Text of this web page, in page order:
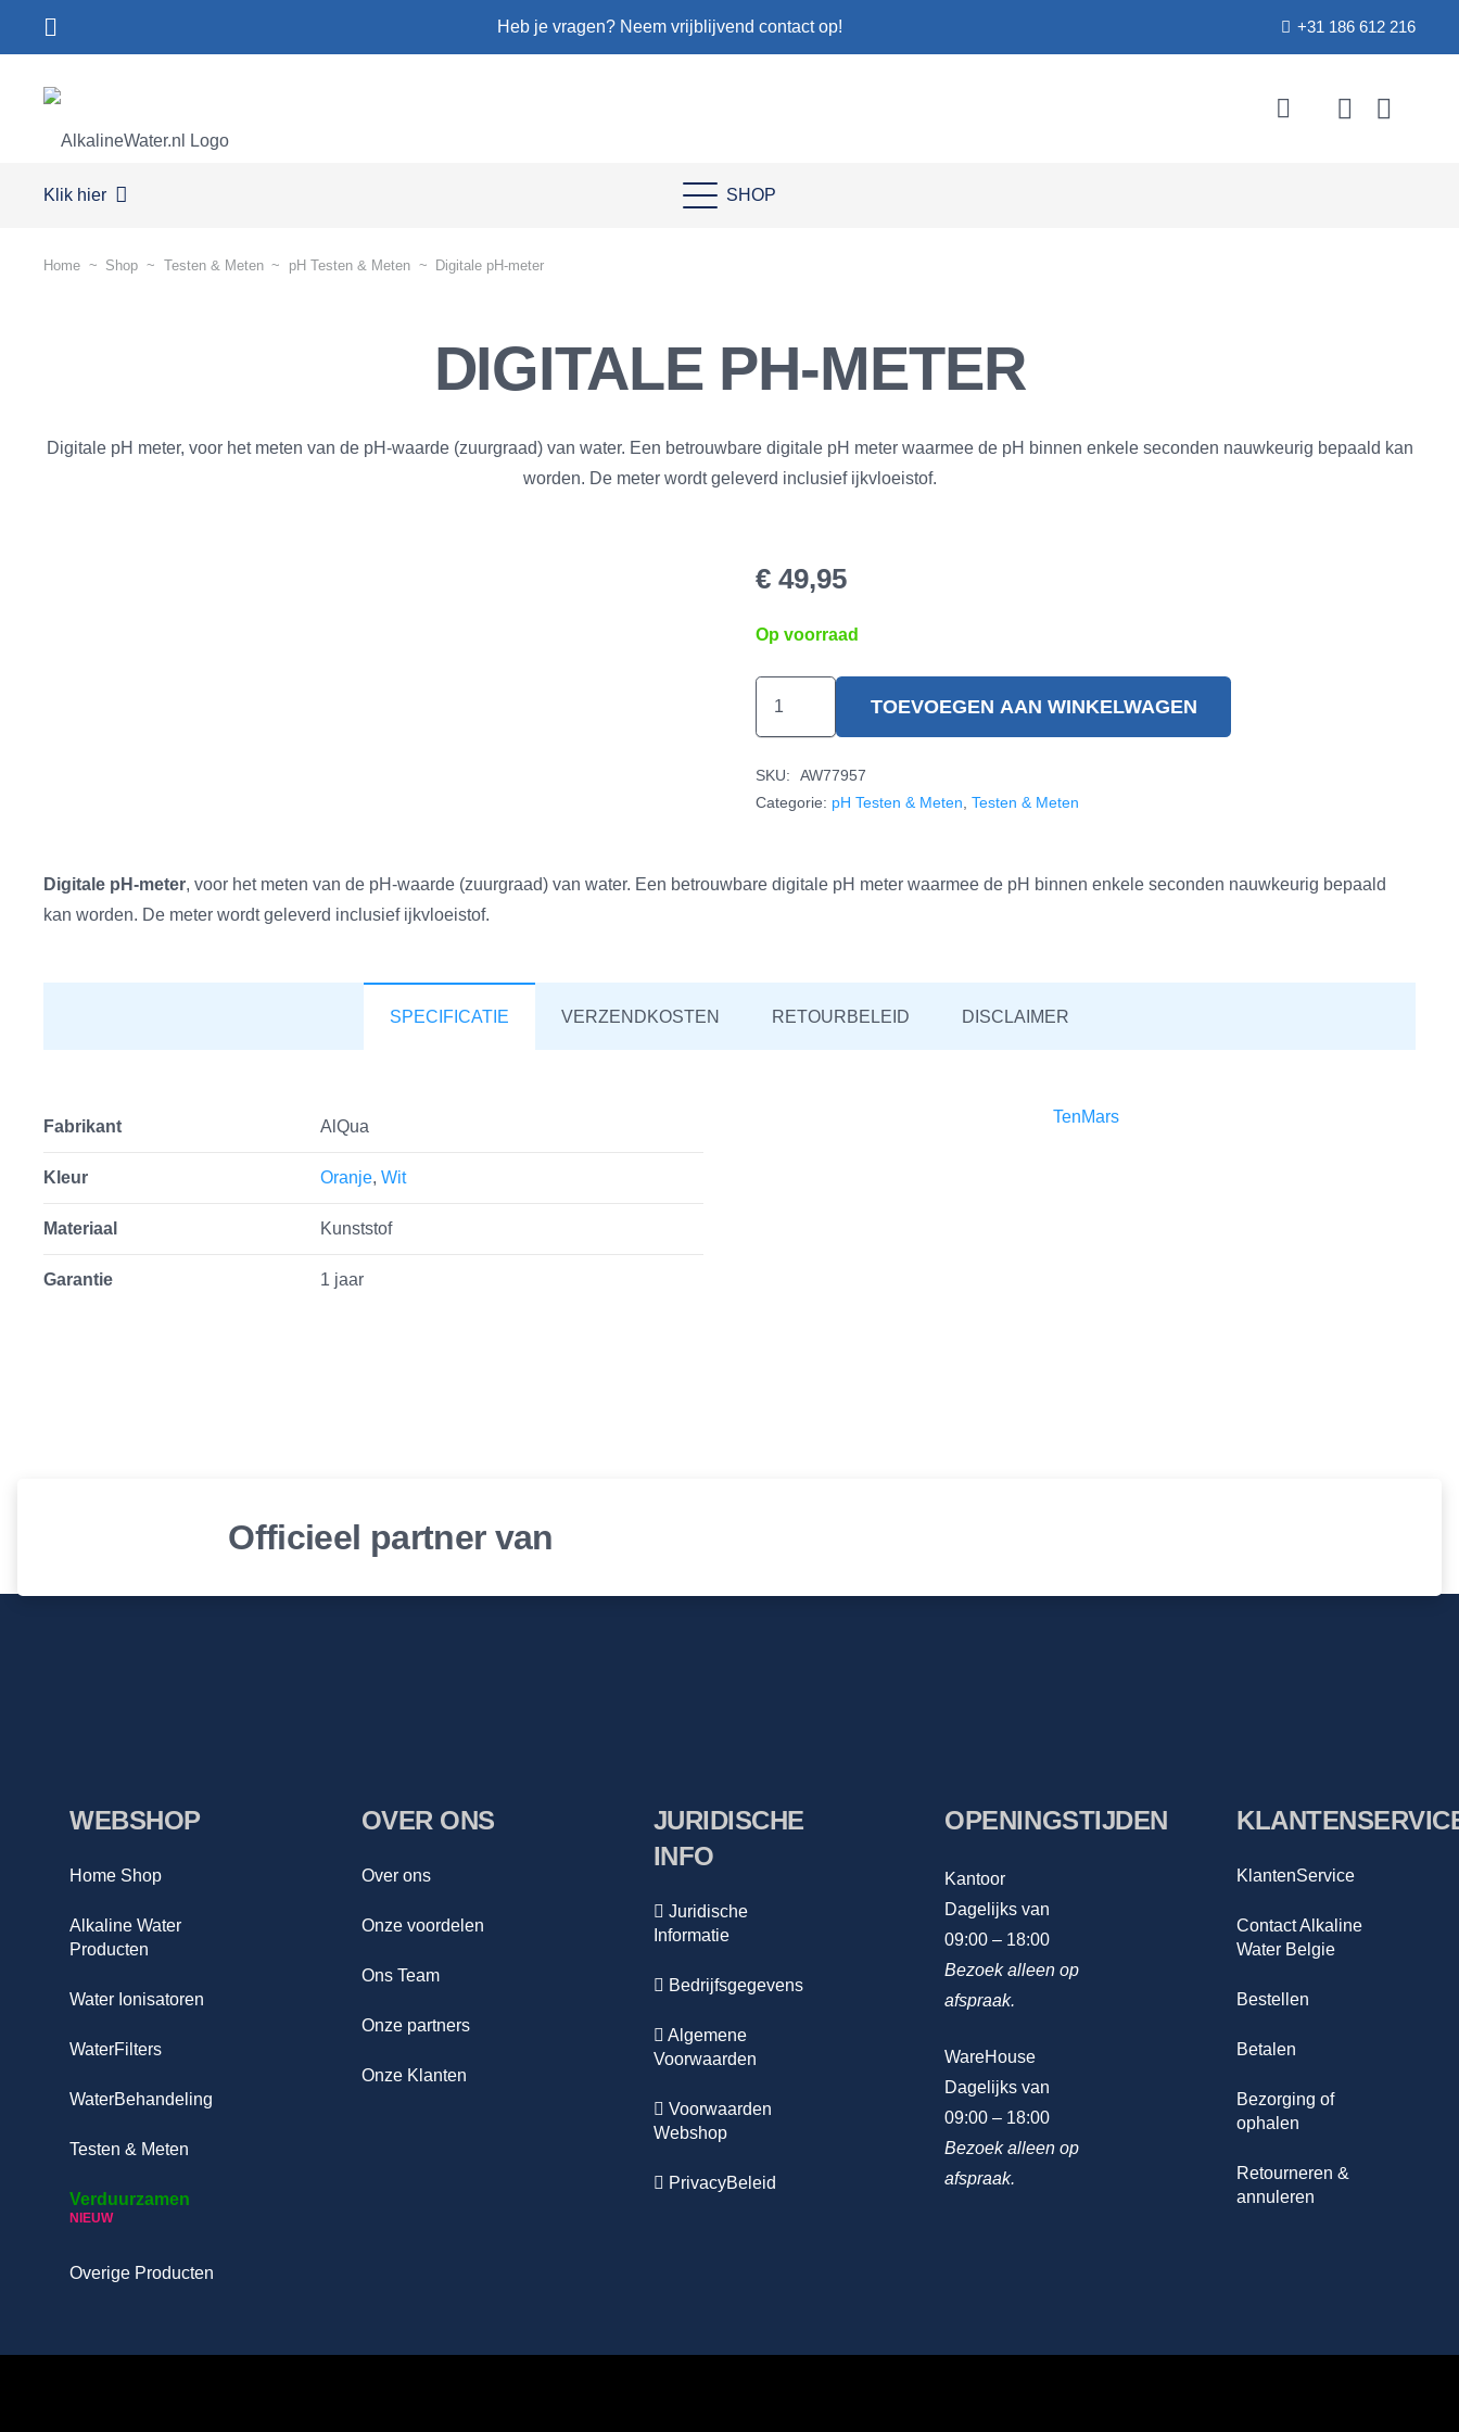
Heb je vragen? Neem vrijblijvend contact op! +31 186 612 216
Klik hier SHOP
Home ~ Shop ~ Testen & Meten ~ pH Testen & Meten ~ Digitale pH-meter
DIGITALE PH-METER
Digitale pH meter, voor het meten van de pH-waarde (zuurgraad) van water. Een betrouwbare digitale pH meter waarmee de pH binnen enkele seconden nauwkeurig bepaald kan
worden. De meter wordt geleverd inclusief ijkvloeistof.
€ 49,95
Op voorraad
hoeveelheid
TOEVOEGEN AAN WINKELWAGEN
SKU:
AW77957
Categorie: pH Testen & Meten, Testen & Meten
Digitale pH-meter, voor het meten van de pH-waarde (zuurgraad) van water. Een betrouwbare digitale pH meter waarmee de pH binnen enkele seconden nauwkeurig bepaald
kan worden. De meter wordt geleverd inclusief ijkvloeistof.
SPECIFICATIE VERZENDKOSTEN RETOURBELEID DISCLAIMER
Fabrikant AlQua
Kleur Oranje, Wit
Materiaal Kunststof
Garantie 1 jaar
TenMars
Officieel partner van
WEBSHOP
Home Shop
Alkaline Water
Producten
Water Ionisatoren
WaterFilters
WaterBehandeling
Testen & Meten
Verduurzamen
NIEUW
Overige Producten
OVER ONS
Over ons
Onze voordelen
Ons Team
Onze partners
Onze Klanten
JURIDISCHE
INFO
Juridische
Informatie
Bedrijfsgegevens
Algemene
Voorwaarden
Voorwaarden
Webshop
PrivacyBeleid
OPENINGSTIJDEN
Kantoor
Dagelijks van
09:00 – 18:00
Bezoek alleen op
afspraak.
WareHouse
Dagelijks van
09:00 – 18:00
Bezoek alleen op
afspraak.
KlantenService
Contact Alkaline
Water Belgie
Bestellen
Betalen
Bezorging of
ophalen
Retourneren &
annuleren